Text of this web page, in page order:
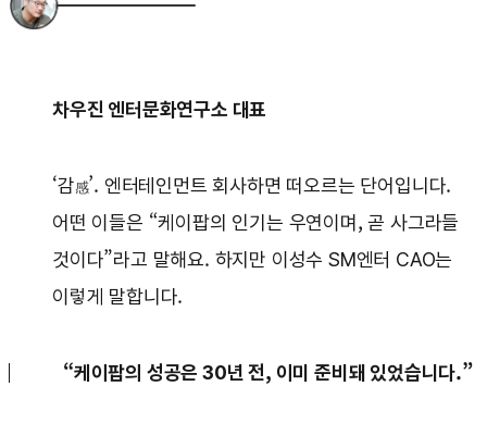
차우진 엔터문화연구소 대표
‘감感’. 엔터테인먼트 회사하면 떠오르는 단어입니다.
어떤 이들은 “케이팝의 인기는 우연이며, 곧 사그라들
것이다”라고 말해요. 하지만 이성수 SM엔터 CAO는
이렇게 말합니다.
“케이팝의 성공은 30년 전, 이미 준비돼 있었습니다.”